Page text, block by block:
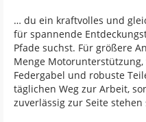
… du ein kraftvolles und
für spannende
Pfade suchst. Für größere
Menge
Federgabel und robuste
täglichen Weg zur Arbeit,
zuverlässig zur Seite stehen